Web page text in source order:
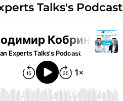
Talks's Podcast